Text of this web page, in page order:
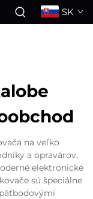
SK
na veľko
a opravárov,
elektronické
sú špeciálne